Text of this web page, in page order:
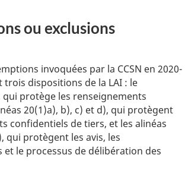
ou exclusions
invoquées par la CCSN en 2020-
trois dispositions de la LAI : le
protège les renseignements
20(1)a), b), c) et d), qui protègent
confidentiels de tiers, et les alinéas
qui protègent les avis, les
le processus de délibération des